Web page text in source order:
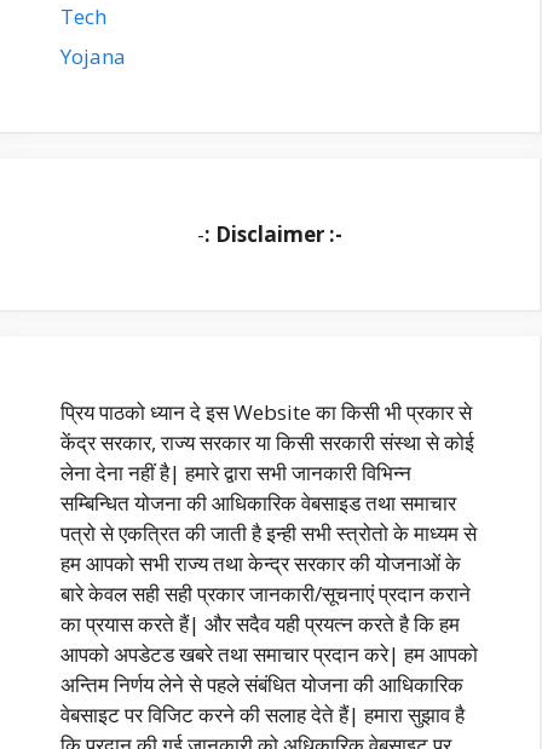
Tech
Yojana
-: Disclaimer :-
प्रिय पाठको ध्यान दे इस Website का किसी भी प्रकार से
केंद्र सरकार, राज्य सरकार या किसी सरकारी संस्था से कोई
लेना देना नहीं है| हमारे द्वारा सभी जानकारी विभिन्न
सम्बिन्धित योजना की आधिकारिक वेबसाइड तथा समाचार
पत्रो से एकत्रित की जाती है इन्ही सभी स्त्रोतो के माध्यम से
हम आपको सभी राज्य तथा केन्द्र सरकार की योजनाओं के
बारे केवल सही सही प्रकार जानकारी/सूचनाएं प्रदान कराने
का प्रयास करते हैं| और सदैव यही प्रयत्न करते है कि हम
आपको अपडेटड खबरे तथा समाचार प्रदान करे| हम आपको
अन्तिम निर्णय लेने से पहले संबंधित योजना की आधिकारिक
वेबसाइट पर विजिट करने की सलाह देते हैं| हमारा सुझाव है